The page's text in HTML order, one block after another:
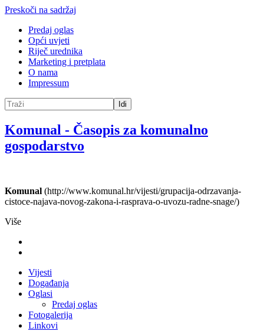
Preskoči na sadržaj
Predaj oglas
Opći uvjeti
Riječ urednika
Marketing i pretplata
O nama
Impressum
Idi
Komunal - Časopis za komunalno
gospodarstvo
Komunal (http://www.komunal.hr/vijesti/grupacija-odrzavanja-
cistoce-najava-novog-zakona-i-rasprava-o-uvozu-radne-snage/)
Više
Vijesti
Događanja
Oglasi
Predaj oglas
Fotogalerija
Linkovi